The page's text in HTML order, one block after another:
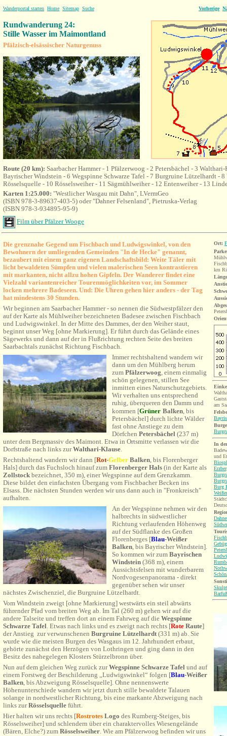
Wanderportal starten Home Sitemap Suche Vorherige
Rundwanderung 24:
Stille Wasser im Maimontland
Pfälzisch-elsässischer Naturgenuss
Route (20 km): Saarbacher Hammer - 1 Pfälzerwoog - 2 Petersbächel - 3
Bayrischer Windstein - 6 Wegspinne Schwarze Tafel - 7 Burgruine Lützelhardt - 8
Rösselsquelle - 10 Rösselsweiher - 11 Sägmühlweiher - 12 Entenweiher - 13
Karten 1:25.000: "Westlicher Wasgau mit Dahn", LVermGeo
(ISBN 978-3-89637-403-5) oder "Dahner Felsenland", Pietruska-Verlag
(ISBN 978-3-934895-95-9)
Film über Pfälzer Wooge
Die grenznahe Gegend um Fischbach und Ludwigswinkel, von den
Bewohnern der umliegenden Gemeinden "In de Hecke" genannt,
bezaubert mit einem ganz eigenen Landschaftsbild: Weite Täler mit
licht bewaldeten Sümpfen und vielen malerischen Seen kontrastieren
mit markanten, nicht allzu hohen Gipfeln. Der Wanderer findet eine
Vielzahl variantenreicher Tourenmöglichkeiten vor, im Sommer
locken mehrere Badeseen. Und: Die Uhren gehen hier anders - der Tag
hat mindestens 30 Stunden.
Wir beginnen am Saarbacher Hammer - so nennen die Südwestpfälzer den
auf der Karte als Mühlweiher bezeichneten Badesee zwischen Fischbach
und Ludwigswinkel. In der Mitte des Dammes, der den Weiher staut,
beginnt unser Weg [ohne Markierung]. Er führt durch das Gelände eines
Sägewerks und dann auf der in Flußrichtung rechten Seite des breiten
Saarbachtals zunächst Richtung Fischbach.
Immer rechtshaltend wandern wir
dann um den Mühlberg herum
zum Pfälzerwoog, einem einmalig
schön gelegenen, stillen See
inmitten eines Naturschutzgebiets.
Wir verhalten uns entsprechend
ruhig, überqueren den Damm und
kommen [Grüner Balken, bis
Petersbächel] durch lichte Wälder
fast ohne Anstiege zu dem
Dörfchen Petersbächel (237 m)
unter dem Bergmassiv des Maimont. Etwa in Ortsmitte verlassen wir die
Dorfstraße nach links zurWalthari-Klause.
Rechtshaltend wandern wir dann [Rot-Gelber Balken, bis Florenberger
Hals] durch das Fuchsloch hinauf zum Florenberger Hals (in der Karte als
Zollstock bezeichnet, 350 m), einer Wegspinne auf dem Grenzkamm.
Diese bildet den einfachsten Übergang vom Fischbacher Becken ins
Elsass. Die nächsten Stunden werden wir uns dann auch in "Fronkreisch"
aufhalten.
An der Wegspinne nehmen wir den
halbrechts in südwestlicher
Richtung verlaufenden Höhenweg
auf der Südflanke des Großen
Florenberges [Blau-Weißer
Balken, bis Bayrischer Windstein].
So kommen wir zum Bayrischen
Windstein (368 m), einem
Aussichtsfelsen mit wunderbarem
Nordvogesenpanorama - direkt
gegenüber sehen wir unser
nächstes Zwischenziel, die Burgruine Lützelhardt.
Vom Windstein zweigt [ohne Markierung] westwärts ein steil abwärts
führender Pfad vom breiten Weg ab. Im Tal (260 m) gehen wir auf die
andere Talseite und treffen dort an einem Fahrweg aufdie Wegspinne
Schwarze Tafel. Etwas nach links und es zweigt nach rechts [Rote Raute]
der Anstieg zur verwunschenen Burgruine Lützelhardt(331 m) ab. Sie
wurde wie die meisten Burgen des Wasgaus im 12. Jahrhundert erbaut,
gehörte zunächst den Herzögen von Lothringen und ging dann in den
Besitz des nahegelegen Klosters Stürzelbronn über.
Nun auf dem gleichen Weg zurück zurWegspinne Schwarze Tafel und auf
einem Forstweg der Beschilderung „Ludwigswinkel“ folgen [Blau-Weißer
Balken, bis Abzweigung Rösselsquelle]. Ohne nennenswerte
Höhenunterschiede wandern wir jetzt durch stille bewaldete Talauen
solange in nordwestlicher Richtung, bis eine markante Abzweigung nach
links zurRösselsquelle führt.
Hier halten wir uns rechts [Rostrotes Logo des Rumberg-Steiges, bis
Rösselsweiher] und schlendern über ein charaktervolles Wiesengelände
(Bären, Elche?) zum Rösselsweiher. Wie am Pfälzerwoog befinden wir uns
Ort:
km
am
Fels
In
und
Burg
Gebüg